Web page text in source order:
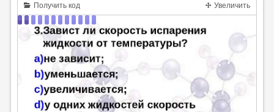
Получить код Увеличить